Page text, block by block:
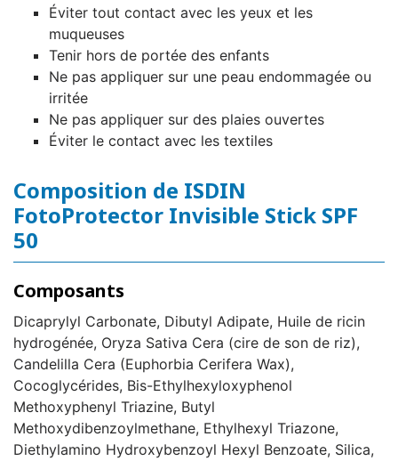
Éviter tout contact avec les yeux et les
muqueuses
Tenir hors de portée des enfants
Ne pas appliquer sur une peau endommagée ou
irritée
Ne pas appliquer sur des plaies ouvertes
Éviter le contact avec les textiles
Composition de ISDIN
FotoProtector Invisible Stick SPF
50
Composants
Dicaprylyl Carbonate, Dibutyl Adipate, Huile de ricin
hydrogénée, Oryza Sativa Cera (cire de son de riz),
Candelilla Cera (Euphorbia Cerifera Wax),
Cocoglycérides, Bis-Ethylhexyloxyphenol
Methoxyphenyl Triazine, Butyl
Methoxydibenzoylmethane, Ethylhexyl Triazone,
Diethylamino Hydroxybenzoyl Hexyl Benzoate, Silica,